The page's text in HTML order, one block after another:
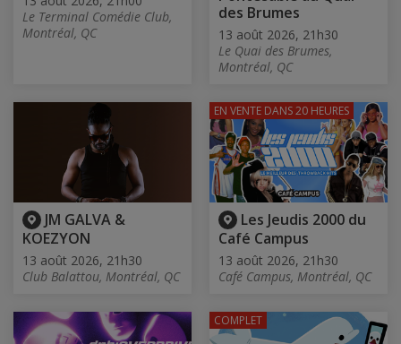
Le Terminal Comédie Club,
Montréal, QC
des Brumes
13 août 2026, 21h30
Le Quai des Brumes,
Montréal, QC
JM GALVA &
KOEZYON
13 août 2026, 21h30
Club Balattou, Montréal, QC
Les Jeudis 2000 du
Café Campus
13 août 2026, 21h30
Café Campus, Montréal, QC
EN VENTE DANS 20 HEURES
COMPLET